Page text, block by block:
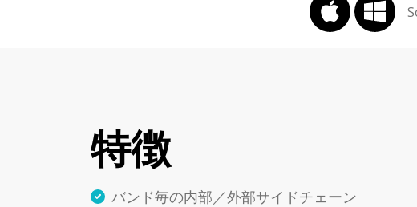
特徴
バンド毎の内部／外部サイドチェーン